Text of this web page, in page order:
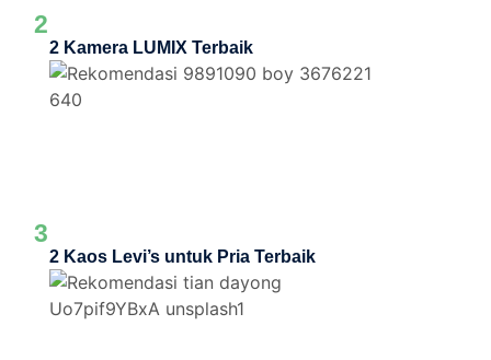
2
2 Kamera LUMIX Terbaik
3
2 Kaos Levi’s untuk Pria Terbaik